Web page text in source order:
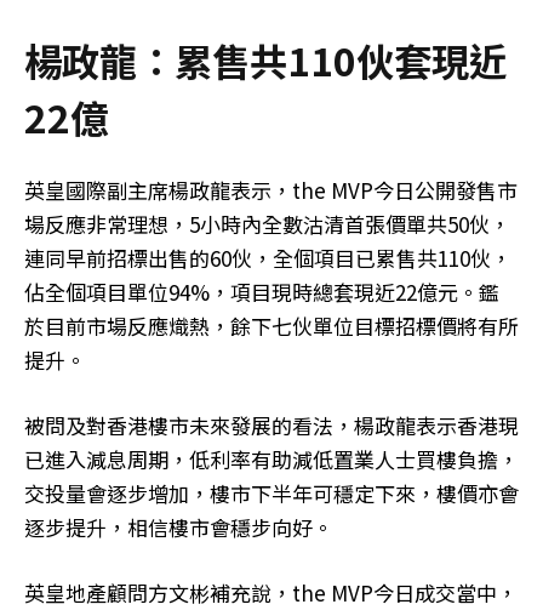
楊政龍：累售共110伙套現近
22億
英皇國際副主席楊政龍表示，the MVP今日公開發售市
場反應非常理想，5小時內全數沽清首張價單共50伙，
連同早前招標出售的60伙，全個項目已累售共110伙，
佔全個項目單位94%，項目現時總套現近22億元。鑑
於目前市場反應熾熱，餘下七伙單位目標招標價將有所
提升。
被問及對香港樓市未來發展的看法，楊政龍表示香港現
已進入減息周期，低利率有助減低置業人士買樓負擔，
交投量會逐步增加，樓市下半年可穩定下來，樓價亦會
逐步提升，相信樓市會穩步向好。
英皇地產顧問方文彬補充說，the MVP今日成交當中，